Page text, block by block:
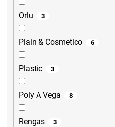
Orlu 3
Plain & Cosmetico 6
Plastic 3
Poly A Vega 8
Rengas 3